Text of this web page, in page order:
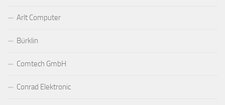
Arlt Computer
Bürklin
Comtech GmbH
Conrad Elektronic